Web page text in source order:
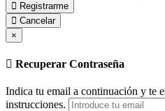
Registrarme
Cancelar
×
Recuperar Contraseña
Indica tu email a continuación y te
instrucciones.